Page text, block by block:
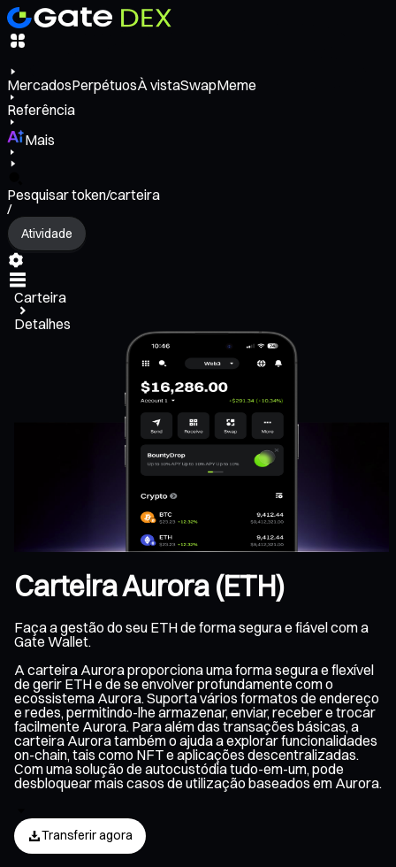
MercadosPerpétuosÀ vistaSwapMeme
Referência
Mais
Pesquisar token/carteira
/
Atividade
Carteira
Detalhes
Carteira Aurora (ETH)
Faça a gestão do seu ETH de forma segura e fiável com a
Gate Wallet.
A carteira Aurora proporciona uma forma segura e flexível
de gerir ETH e de se envolver profundamente com o
ecossistema Aurora. Suporta vários formatos de endereço
e redes, permitindo-lhe armazenar, enviar, receber e trocar
facilmente Aurora. Para além das transações básicas, a
carteira Aurora também o ajuda a explorar funcionalidades
on-chain, tais como NFT e aplicações descentralizadas.
Com uma solução de autocustódia tudo-em-um, pode
desbloquear mais casos de utilização baseados em Aurora.
Transferir agora